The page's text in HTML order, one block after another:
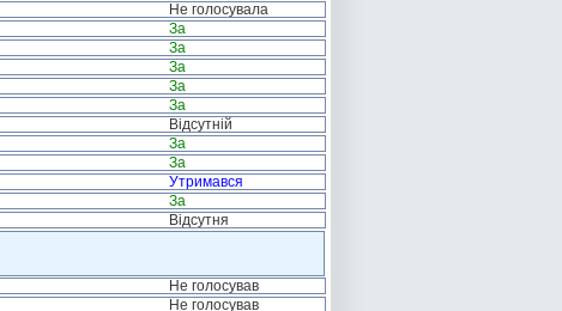
Не голосувала
За
За
За
За
За
Відсутній
За
За
Утримався
За
Відсутня
Не голосував
Не голосував